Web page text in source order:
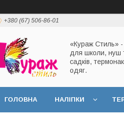
+380 (67) 506-86-01
«Кураж Стиль» -
для школи, нуш
садків,
одяг.
ГОЛОВНА НАЛІПКИ